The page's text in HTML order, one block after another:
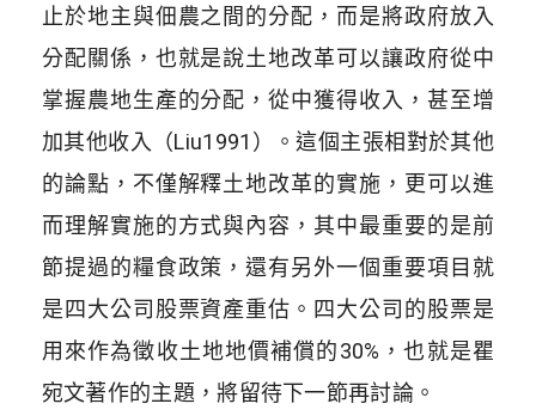
止於地主與佃農之間的分配，而是將政府放入
分配關係，也就是說土地改革可以讓政府從中
掌握農地生產的分配，從中獲得收入，甚至增
加其他收入（Liu1991）。這個主張相對於其他
的論點，不僅解釋土地改革的實施，更可以進
而理解實施的方式與內容，其中最重要的是前
節提過的糧食政策，還有另外一個重要項目就
是四大公司股票資產重估。四大公司的股票是
用來作為徵收土地地價補償的30%，也就是瞿
宛文著作的主題，將留待下一節再討論。